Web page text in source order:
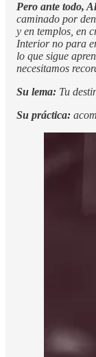
Pero ante todo,
caminado por
y en templos, en
Interior no para
lo que sigue
necesitamos
Su lema: Tu
Su práctica: